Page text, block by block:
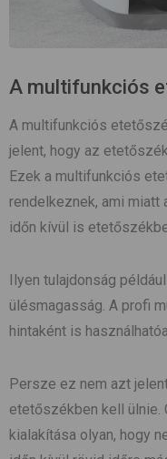
A multifunkciós
A multifunkciós
jelent, hogy az
Ezek a multifunkciós
rendelkeznek, ami miatt
időn kívül is
Ilyen tulajdonság
ülésmagasság. A profi
hintaként is
Persze ez nem azt
etetőszékben kell ülnie.
kialakítása olyan, hogy